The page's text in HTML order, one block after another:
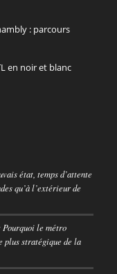
: parcours
en noir et blanc
état, temps d’attente
qu’à l’extérieur de
Pourquoi le métro
plus stratégique de la